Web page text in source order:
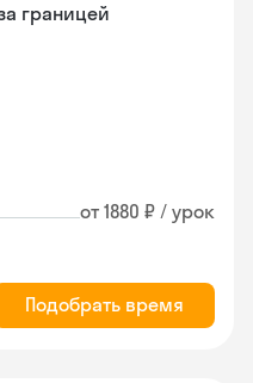
границей
от 1880 ₽ / урок
Подобрать время